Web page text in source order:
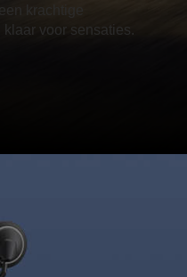
krachtige
voor sensaties.